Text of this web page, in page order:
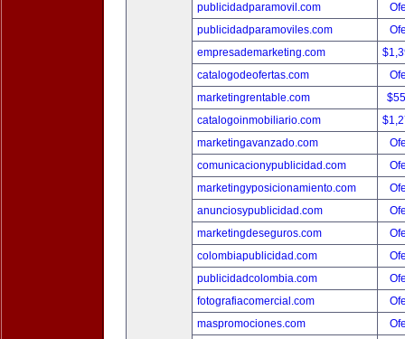
publicidadparamovil.com
publicidadparamoviles.com
empresademarketing.com
catalogodeofertas.com
marketingrentable.com
catalogoinmobiliario.com
marketingavanzado.com
comunicacionypublicidad.com
marketingyposicionamiento.com
anunciosypublicidad.com
marketingdeseguros.com
colombiapublicidad.com
publicidadcolombia.com
fotografiacomercial.com
maspromociones.com